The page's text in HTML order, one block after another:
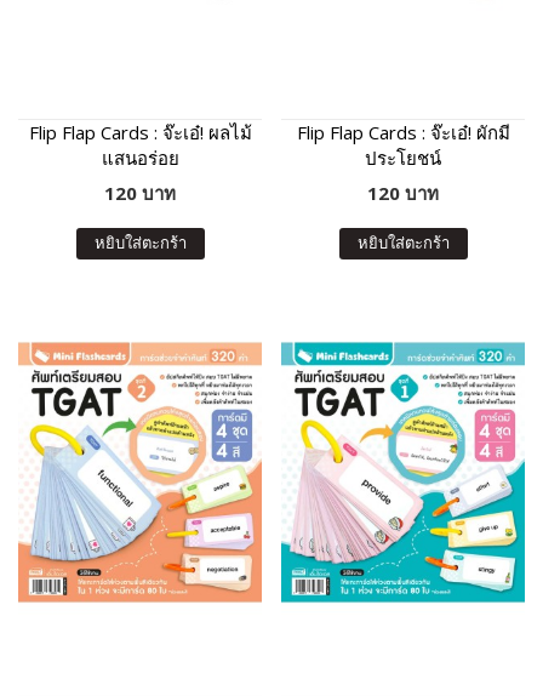
Flip Flap Cards : จ๊ะเอ๋! ผลไม้
แสนอร่อย
120 บาท
หยิบใส่ตะกร้า
Flip Flap Cards : จ๊ะเอ๋! ผักมี
ประโยชน์
120 บาท
หยิบใส่ตะกร้า